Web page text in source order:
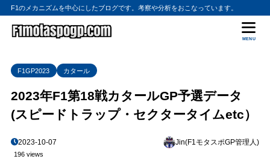
F1のメカニズムを中心にしたブログです。考察や分析をおこなっています。
MENU
F1GP2023 カタール
2023年F1第18戦カタールGP予選データ
(スピードトラップ・セクタータイムetc）
2023-10-07 Jin(F1モタスポGP管理人)
196 views